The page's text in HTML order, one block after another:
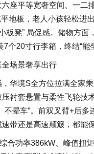
座平等宽奢空间。一二
地板，老人小孩轻松进
板凳” 局促感。储物方
个20寸行李箱，终结“能
场景奢享出行
华境S全方位拉满全家
衬套悬置与柔性飞轮
不晕车”。前双叉臂+后
带还是高速颠簸，都能
合功率386kW、峰值扭